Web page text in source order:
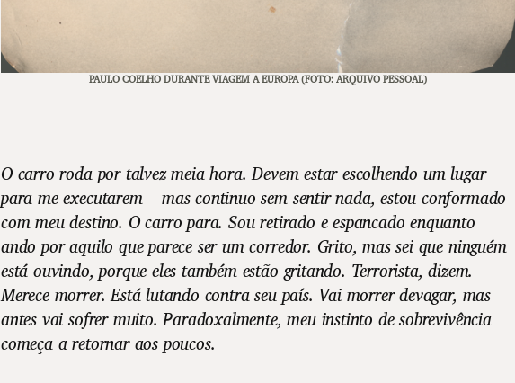
PAULO COELHO DURANTE VIAGEM A EUROPA(FOTO: ARQUIVO PESSOAL)
O carro roda por talvez meia hora. Devem estar escolhendo um lugar
para me executarem – mas continuo sem sentir nada, estou conformado
com meu destino. O carro para. Sou retirado e espancado enquanto
ando por aquilo que parece ser um corredor. Grito, mas sei que ninguém
está ouvindo, porque eles também estão gritando. Terrorista, dizem.
Merece morrer. Está lutando contra seu país. Vai morrer devagar, mas
antes vai sofrer muito. Paradoxalmente, meu instinto de sobrevivência
começa a retornar aos poucos.